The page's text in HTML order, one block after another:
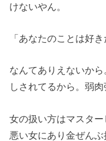
けないやん。
「あなたのことは好
なんてありえないか
しされてるから。弱
女の扱い方はマスタ
悪い女にあり金ぜん